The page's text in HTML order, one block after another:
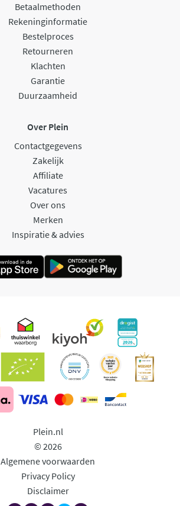
Betaalmethoden
Rekeninginformatie
Bestelproces
Retourneren
Klachten
Garantie
Duurzaamheid
Over Plein
Contactgegevens
Zakelijk
Affiliate
Vacatures
Over ons
Merken
Inspiratie & advies
Plein.nl
© 2026
Algemene voorwaarden
Privacy Policy
Disclaimer